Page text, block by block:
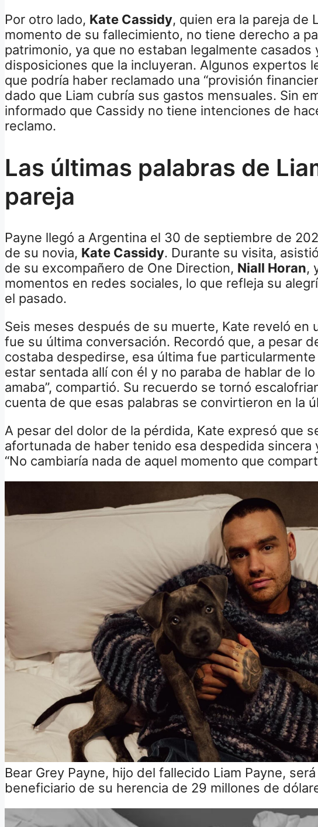
Por otro lado, Kate Cassidy, quien era la pareja de
momento de su fallecimiento, no tiene derecho a
patrimonio, ya que no estaban legalmente casados
disposiciones que la incluyeran. Algunos expertos
que podría haber reclamado una “provisión
dado que Liam cubría sus gastos mensuales. Sin
informado que Cassidy no tiene intenciones de
reclamo.
Las últimas palabras de
pareja
Payne llegó a Argentina el 30 de septiembre de
de su novia, Kate Cassidy. Durante su visita,
de su excompañero de One Direction, Niall Horan,
momentos en redes sociales, lo que refleja su
el pasado.
Seis meses después de su muerte, Kate reveló en
fue su última conversación. Recordó que, a pesar
costaba despedirse, esa última fue particularmente
estar sentada allí con él y no paraba de hablar de
amaba”, compartió. Su recuerdo se tornó
cuenta de que esas palabras se convirtieron en la
A pesar del dolor de la pérdida, Kate expresó que
afortunada de haber tenido esa despedida sincera
“No cambiaría nada de aquel momento que
Bear Grey Payne, hijo del fallecido Liam Payne,
beneficiario de su herencia de 29 millones de